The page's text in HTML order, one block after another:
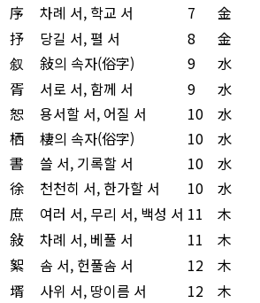
序
차례 서, 학교 서 7 金
抒
당길 서, 펼 서 8 金
叙
敍의 속자(俗字) 9 水
胥
서로 서, 함께 서 9 水
恕
용서할 서, 어질 서 10 水
栖
棲의 속자(俗字) 10 水
書
쓸 서, 기록할 서 10 水
徐
천천히 서, 한가할 서 10 水
庶
여러 서, 무리 서, 백성 서 11 木
敍
차례 서, 베풀 서 11 木
絮
솜 서, 헌풀솜 서 12 木
壻
사위 서, 땅이름 서 12 木